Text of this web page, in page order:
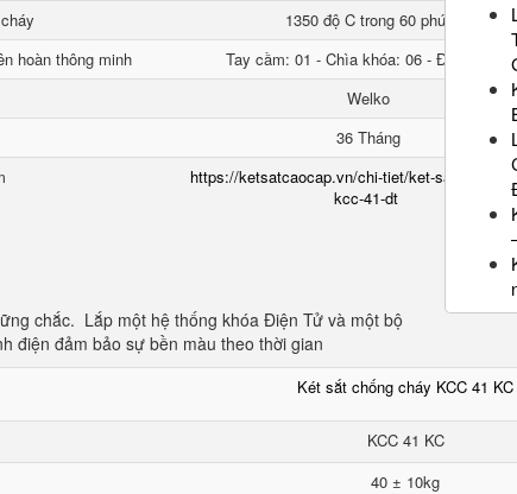
1350 độ C trong 60 phút
hoàn thông minh
Tay cầm: 01 - Chìa khóa: 06 - Đổi mã: 01
Welko
36 Tháng
https://ketsatcaocap.vn/chi-tiet/ket-sat-chong-
kcc-41-dt
chắc. Lắp một hệ thống khóa Điện Tử và một bộ
điện đảm bảo sự bền màu theo thời gian
Két sắt chống cháy KCC 41 KC
KCC 41 KC
40 ± 10kg